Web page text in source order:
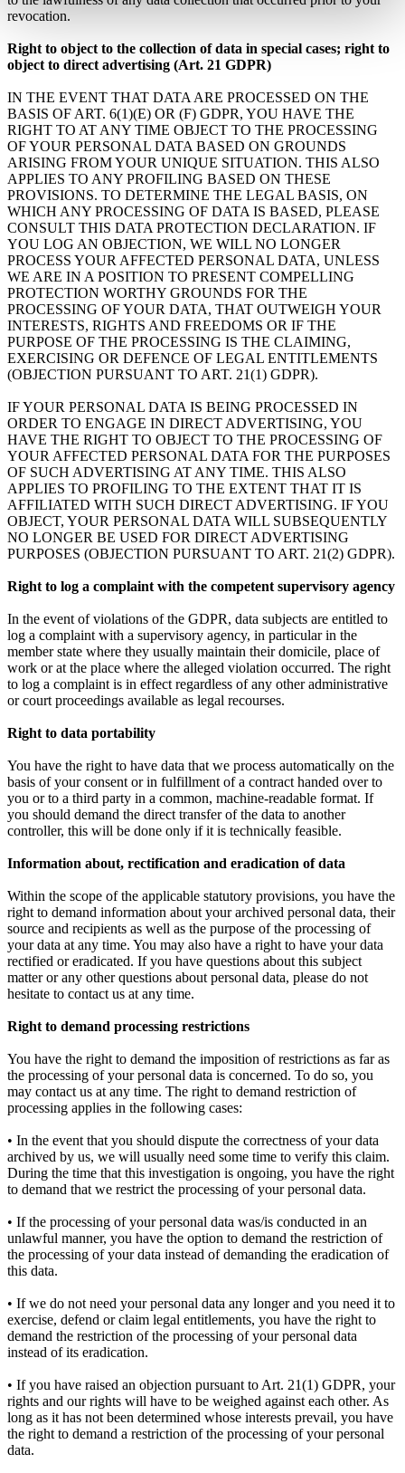
revocation.
Right to object to the collection of data in special cases; right to
object to direct advertising (Art. 21 GDPR)
IN THE EVENT THAT DATA ARE PROCESSED ON THE
BASIS OF ART. 6(1)(E) OR (F) GDPR, YOU HAVE THE
RIGHT TO AT ANY TIME OBJECT TO THE PROCESSING
OF YOUR PERSONAL DATA BASED ON GROUNDS
ARISING FROM YOUR UNIQUE SITUATION. THIS ALSO
APPLIES TO ANY PROFILING BASED ON THESE
PROVISIONS. TO DETERMINE THE LEGAL BASIS, ON
WHICH ANY PROCESSING OF DATA IS BASED, PLEASE
CONSULT THIS DATA PROTECTION DECLARATION. IF
YOU LOG AN OBJECTION, WE WILL NO LONGER
PROCESS YOUR AFFECTED PERSONAL DATA, UNLESS
WE ARE IN A POSITION TO PRESENT COMPELLING
PROTECTION WORTHY GROUNDS FOR THE
PROCESSING OF YOUR DATA, THAT OUTWEIGH YOUR
INTERESTS, RIGHTS AND FREEDOMS OR IF THE
PURPOSE OF THE PROCESSING IS THE CLAIMING,
EXERCISING OR DEFENCE OF LEGAL ENTITLEMENTS
(OBJECTION PURSUANT TO ART. 21(1) GDPR).
IF YOUR PERSONAL DATA IS BEING PROCESSED IN
ORDER TO ENGAGE IN DIRECT ADVERTISING, YOU
HAVE THE RIGHT TO OBJECT TO THE PROCESSING OF
YOUR AFFECTED PERSONAL DATA FOR THE PURPOSES
OF SUCH ADVERTISING AT ANY TIME. THIS ALSO
APPLIES TO PROFILING TO THE EXTENT THAT IT IS
AFFILIATED WITH SUCH DIRECT ADVERTISING. IF YOU
OBJECT, YOUR PERSONAL DATA WILL SUBSEQUENTLY
NO LONGER BE USED FOR DIRECT ADVERTISING
PURPOSES (OBJECTION PURSUANT TO ART. 21(2) GDPR).
Right to log a complaint with the competent supervisory agency
In the event of violations of the GDPR, data subjects are entitled to
log a complaint with a supervisory agency, in particular in the
member state where they usually maintain their domicile, place of
work or at the place where the alleged violation occurred. The right
to log a complaint is in effect regardless of any other administrative
or court proceedings available as legal recourses.
Right to data portability
You have the right to have data that we process automatically on the
basis of your consent or in fulfillment of a contract handed over to
you or to a third party in a common, machine-readable format. If
you should demand the direct transfer of the data to another
controller, this will be done only if it is technically feasible.
Information about, rectification and eradication of data
Within the scope of the applicable statutory provisions, you have the
right to demand information about your archived personal data, their
source and recipients as well as the purpose of the processing of
your data at any time. You may also have a right to have your data
rectified or eradicated. If you have questions about this subject
matter or any other questions about personal data, please do not
hesitate to contact us at any time.
Right to demand processing restrictions
You have the right to demand the imposition of restrictions as far as
the processing of your personal data is concerned. To do so, you
may contact us at any time. The right to demand restriction of
processing applies in the following cases:
• In the event that you should dispute the correctness of your data
archived by us, we will usually need some time to verify this claim.
During the time that this investigation is ongoing, you have the right
to demand that we restrict the processing of your personal data.
• If the processing of your personal data was/is conducted in an
unlawful manner, you have the option to demand the restriction of
the processing of your data instead of demanding the eradication of
this data.
• If we do not need your personal data any longer and you need it to
exercise, defend or claim legal entitlements, you have the right to
demand the restriction of the processing of your personal data
instead of its eradication.
• If you have raised an objection pursuant to Art. 21(1) GDPR, your
rights and our rights will have to be weighed against each other. As
long as it has not been determined whose interests prevail, you have
the right to demand a restriction of the processing of your personal
data.